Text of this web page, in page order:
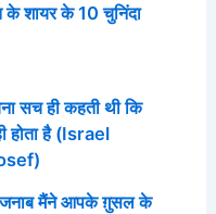
के शायर के 10 चुनिंदा
सच ही कहती थी कि
होता है (Israel
मैंने आपके ग़ुसल के